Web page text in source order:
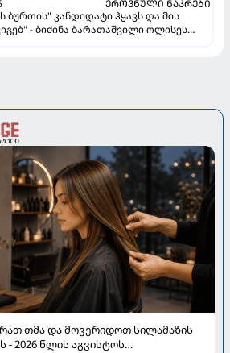
ᲔᲠᲝᲕᲜᲣᲚᲘ ᲜᲐᲙᲠᲔᲑᲘ
ბურთის" კანდიდატი ჰყავს და მის
- ბიძინა ბარათაშვილი ოლისეს
თმა და მოვერიდოთ სილამაზის
- 2026 წლის აგვისტოს